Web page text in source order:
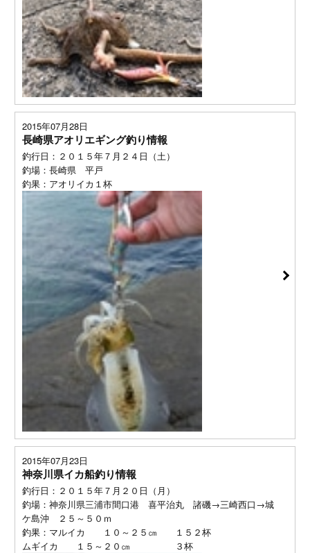
2015年07月28日
長崎県アオリエギング釣り情報
釣行日：２０１５年７月２４日（土）
釣場：長崎県 平戸
釣果：アオリイカ１杯
2015年07月23日
神奈川県イカ船釣り情報
釣行日：２０１５年７月２０日（月）
釣場：神奈川県三浦市間口港 喜平治丸 諸磯→三崎西口→城
ケ島沖 ２５～５０ｍ
釣果：マルイカ １０～２５㎝ １５２杯
ムギイカ １５～２０㎝ ３杯